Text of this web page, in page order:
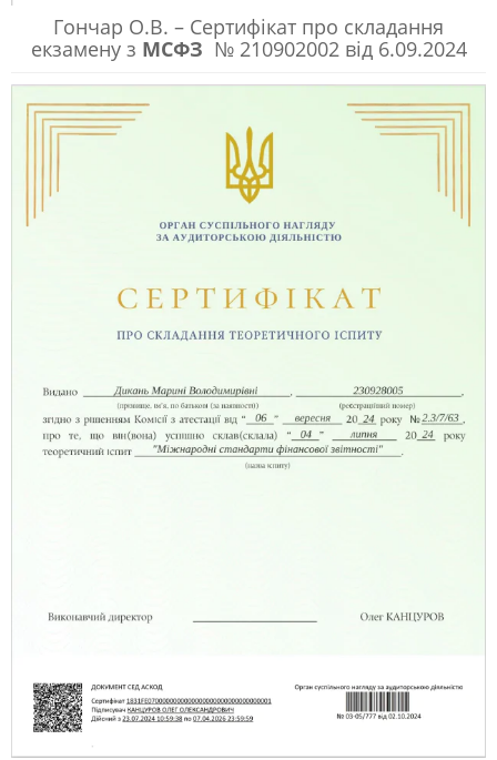
Гончар О.В. – Сертифікат про складання
екзамену з МСФЗ № 210902002 від 6.09.2024